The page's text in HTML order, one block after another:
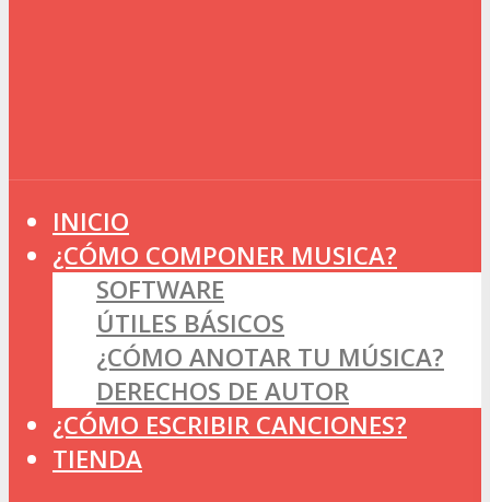
INICIO
¿CÓMO COMPONER MUSICA?
SOFTWARE
ÚTILES BÁSICOS
¿CÓMO ANOTAR TU MÚSICA?
DERECHOS DE AUTOR
¿CÓMO ESCRIBIR CANCIONES?
TIENDA